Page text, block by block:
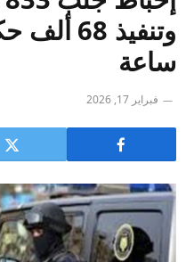
ساعة
فبراير 17, 2026